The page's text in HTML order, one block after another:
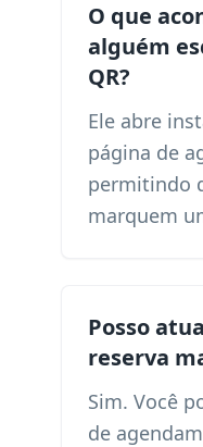
O que
alguém
QR?
Ele abre
página de
permitindo
marquem
Posso
reserva
Sim. Você
de